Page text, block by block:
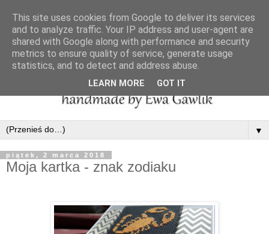
▼
piątek, 2 marca 2018
Moja kartka - znak zodiaku
This site uses cookies from Google to deliver its services
and to analyze traffic. Your IP address and user-agent are
shared with Google along with performance and security
metrics to ensure quality of service, generate usage
statistics, and to detect and address abuse.
LEARN MORE GOT IT